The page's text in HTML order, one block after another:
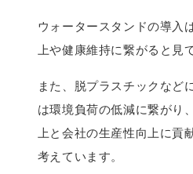
ウォータースタンドの導入
上や健康維持に繋がると見
また、脱プラスチックなど
は環境負荷の低減に繋がり
上と会社の生産性向上に貢
考えています。